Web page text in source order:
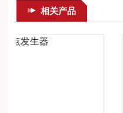
相关产品